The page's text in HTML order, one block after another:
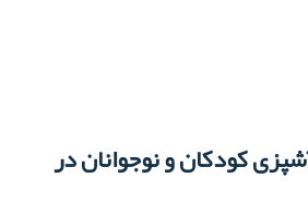
کودکان و نوجوانان در